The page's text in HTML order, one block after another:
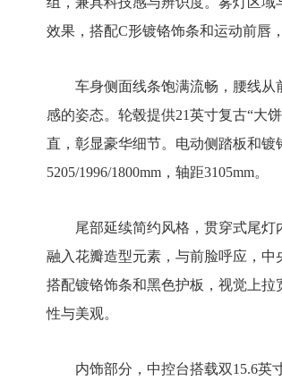
效果，搭配C形镀铬饰条和运动前唇
车身侧面线条饱满流畅，腰线
感的姿态。轮毂提供21英寸复古“大
直，彰显豪华细节。电动侧踏板和
5205/1996/1800mm，轴距3105mm。
尾部延续简约风格，贯穿式尾
融入花瓣造型元素，与前脸呼应，中
搭配镀铬饰条和黑色护板，视觉上
性与美观。
内饰部分，中控台搭载双15.6英